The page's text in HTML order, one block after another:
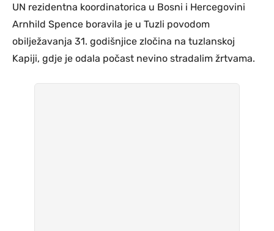
UN rezidentna koordinatorica u Bosni i Hercegovini
Arnhild Spence boravila je u Tuzli povodom
obilježavanja 31. godišnjice zločina na tuzlanskoj
Kapiji, gdje je odala počast nevino stradalim žrtvama.